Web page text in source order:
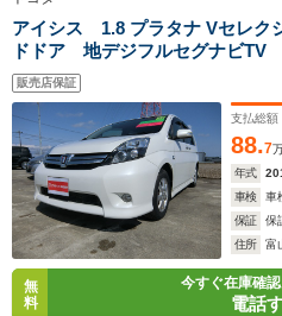
アイシス 1.8 プラタナ Vセレク
ドドア 地デジフルセグナビ
トキー プッシュスタート HID
ンプ 7人乗り 15インチアルミ
販売店保証
支払総額
88.7
年式
車検
車
保証
保
住所
富
無
料
今すぐ在庫確
電話